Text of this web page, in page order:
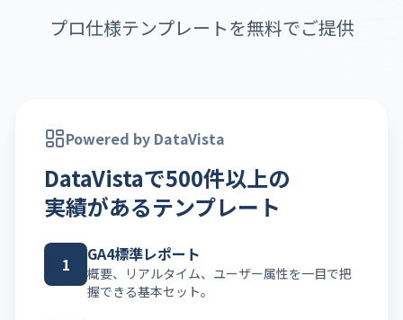
プロ仕様テンプレートを無料でご提供
Powered by DataVista
DataVistaで500件以上の
実績があるテンプレート
1 GA4標準レポート
概要、リアルタイム、ユーザー属性を一目で把
握できる基本セット。